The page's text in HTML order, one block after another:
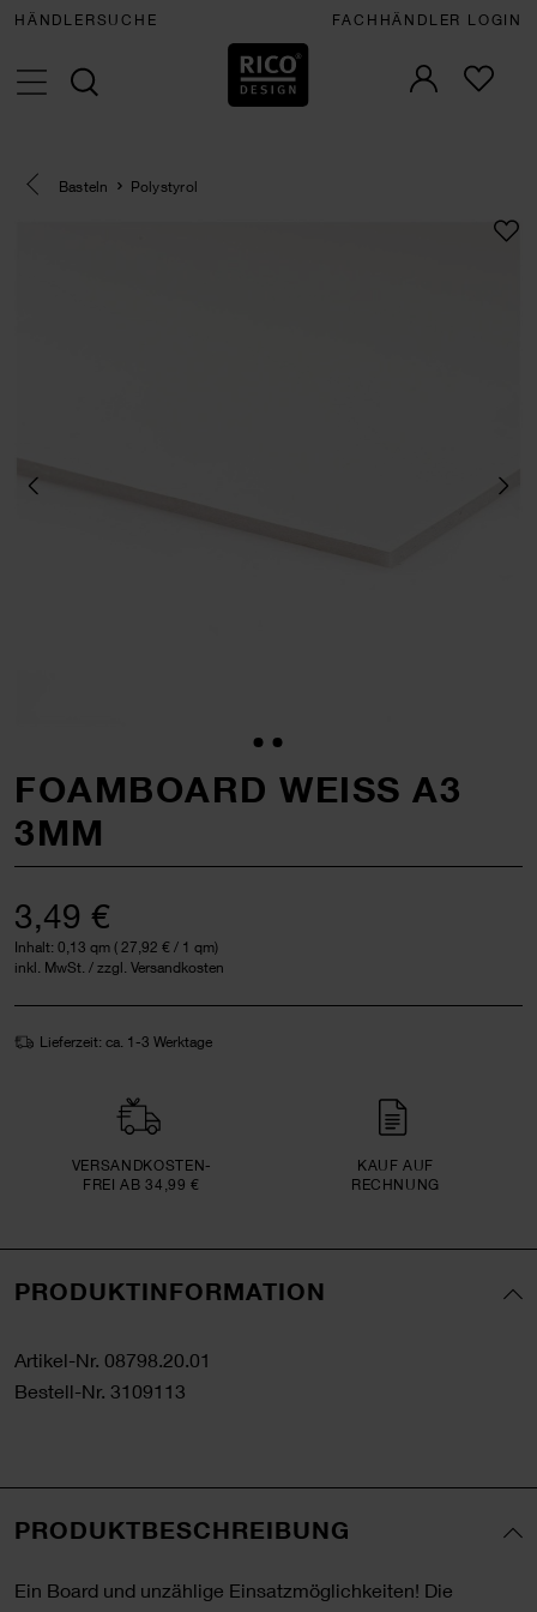
HÄNDLERSUCHE FACHHÄNDLER LOGIN
Eine Kategorie zurück navigieren
Basteln Polystyrol
FOAMBOARD WEISS A3 3
MM
3,49 €
Inhalt: 0,13 qm ( 27,92 € / 1 qm)
inkl. MwSt. / zzgl. Versandkosten
Lieferzeit: ca. 1-3 Werktage
VERSAND­KOSTEN­
FREI AB 34,99 €
KAUF AUF
RECHNUNG
PRODUKTINFORMATION
Artikel-Nr. 08798.20.01
Bestell-Nr. 3109113
PRODUKTBESCHREIBUNG
Ein Board und unzählige Einsatzmöglichkeiten! Die